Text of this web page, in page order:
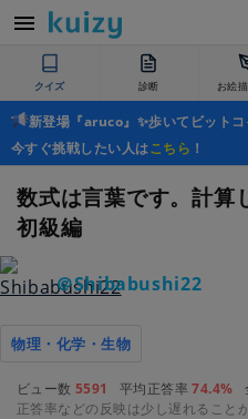
クイズ 診断 お絵
新登場『aruco』✨歩いてビット
今すぐ挑戦したい人はこちら ！
数式は言葉です。計
初級編
＠Shibabushi22
物理・化学・生物
ビュー数 5591 平均正答率74.4%
正答率などの反映は少し遅れること